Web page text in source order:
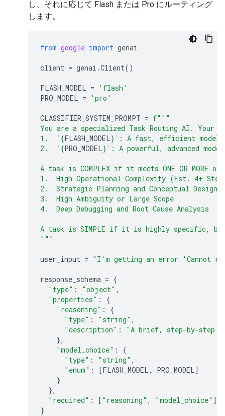
し、それに応じて Flash または Pro にルーティング
します。
from google import genai
client = genai .Client()
FLASH_MODEL =
'flash'
PRO_MODEL = 'pro'
CLASSIFIER_SYSTEM_PROMPT = f"""
You are a specialized Task Routing AI.
1.  `{FLASH_MODEL} `: A fast, efficient model
2.  `{PRO_MODEL} `: A powerful, advanced
A task is COMPLEX if it meets ONE OR
1.  High Operational Complexity (Est. 4+
2.  Strategic Planning and Conceptual Design
3.  High Ambiguity or Large Scope
4.  Deep Debugging and Root Cause Analysis
A task is SIMPLE if it is highly specific,
"""
user_input = "I'm getting an error 'Cannot
response_schema = {
"type" : "object" ,
"properties" :
{
"reasoning" :
{
"type" : "string" ,
"description" :
"A brief, step-by-step
},
"model_choice" :
{
"type" : "string" ,
"enum" : [FLASH_MODEL, PRO_MODEL]
}
},
"required" : [ "reasoning" , "model_choice" ]
}